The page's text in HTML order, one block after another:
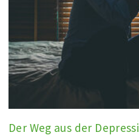
Der Weg aus der